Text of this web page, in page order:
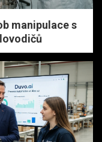
manipulace s